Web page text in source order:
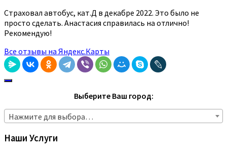
Страховал автобус, кат.Д в декабре 2022. Это было не
просто сделать. Анастасия справилась на отлично!
Рекомендую!
Все отзывы на Яндекс.Карты
Выберите Ваш город:
Нажмите для выбора…
Наши Услуги